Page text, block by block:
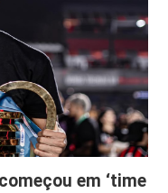
em ‘time